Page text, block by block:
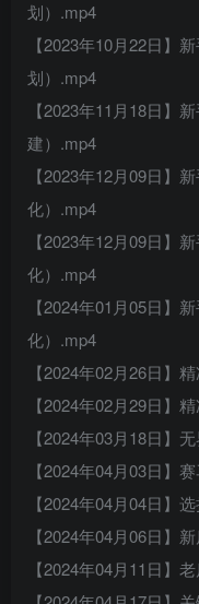
划）.mp4
【2023年10月22日】
划）.mp4
【2023年11月18日】
建）.mp4
【2023年12月09日】
化）.mp4
【2023年12月09日】
化）.mp4
【2024年01月05日】
化）.mp4
【2024年02月26日】
【2024年02月29日】
【2024年03月18日】
【2024年04月03日】
【2024年04月04日】
【2024年04月06日】
【2024年04月11日】